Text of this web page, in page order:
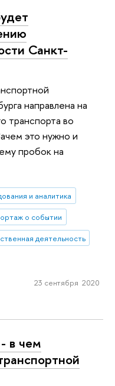
Санкт-
направлена на
транспорта во
это нужно и
пробок на
и аналитика
о событии
деятельность
23 сентября 2020
в чем